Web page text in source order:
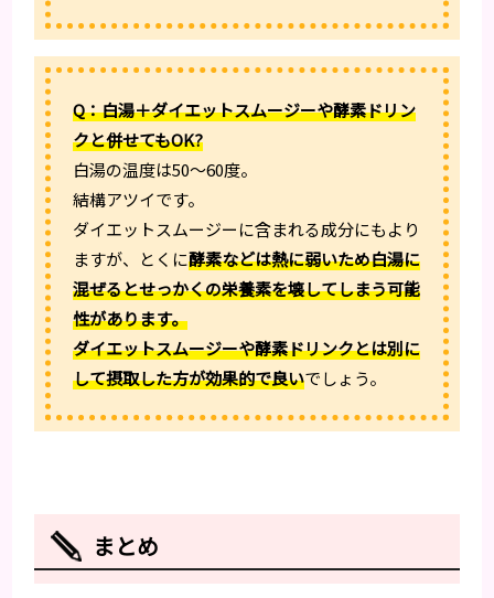
Q：白湯＋ダイエットスムージーや酵素ドリン
クと併せてもOK?
白湯の温度は50～60度。
結構アツイです。
ダイエットスムージーに含まれる成分にもより
ますが、とくに酵素などは熱に弱いため白湯に
混ぜるとせっかくの栄養素を壊してしまう可能
性があります。
ダイエットスムージーや酵素ドリンクとは別に
して摂取した方が効果的で良いでしょう。
まとめ